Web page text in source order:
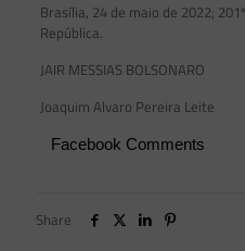
Brasília, 24 de maio de 2022;
República.
JAIR MESSIAS BOLSONARO
Joaquim Alvaro Pereira Leite
Facebook Comments
Share